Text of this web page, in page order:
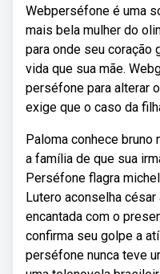
Webperséfone é uma
mais bela mulher do
para onde seu coração
vida que sua mãe.
perséfone para alterar
exige que o caso da
Paloma conhece bruno
a família de que sua
Perséfone flagra
Lutero aconselha césar
encantada com o
confirma seu golpe a
perséfone nunca teve